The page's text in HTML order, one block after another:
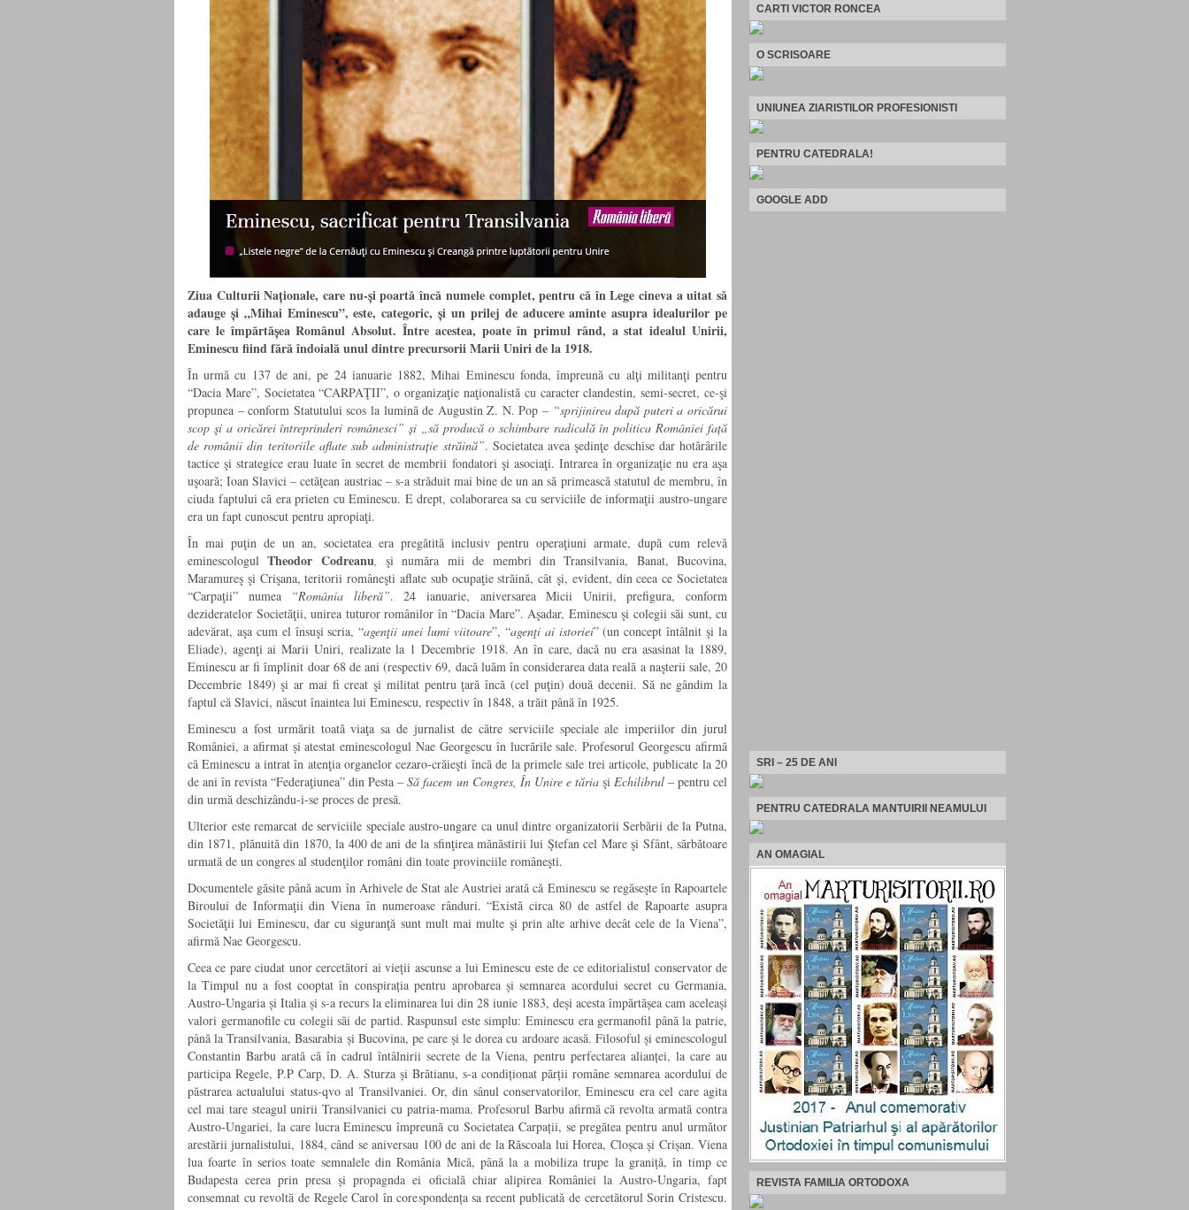
Ziua Culturii Naționale, care nu-și poartă încă numele complet, pentru că în Lege cineva a uitat să
adauge și „Mihai Eminescu”,este, categoric,șiun prilej de aducere aminteasupra idealurilor pe
care le împărtășeaRomânul Absolut. Între acestea, poate în primul rând, a stat idealul Unirii,
Eminescu fiind fără îndoială unul dintre precursorii Marii Uniri de la 1918.
Înurmă cu 137de ani, pe 24 ianuarie 1882, Mihai Eminescu fonda, împreună cu alţi militanţi pentru
“Dacia Mare”, Societatea “CARPAŢII”, o organizaţie naţionalistă cu caracterclandestin,semi-secret, ce-şi
propunea – conform Statutului scos la lumină de Augustin Z. N. Pop – “sprijinirea după puteri a oricărui
scop şi a oricărei întreprinderi românesci”și „să producă o schimbare radicală în politica României faţă
de românii din teritoriile aflate sub administraţie străină”. Societatea avea şedinţe deschise dar hotărârile
tactice şi strategice erau luate în secret de membrii fondatori şi asociaţi. Intrarea în organizaţie nu era aşa
uşoară; Ioan Slavici – cetăţean austriac – s-a străduit mai bine de un an să primească statutul de membru, în
ciuda faptului că era prieten cu Eminescu. E drept, colaborarea sa cu serviciile de informaţii austro-ungare
era un fapt cunoscut pentru apropiaţi.
În mai puţin de un an, societatea era pregătită inclusiv pentru operaţiuni armate, după cum relevă
eminescologulTheodor Codreanu,şi număra mii de membri din Transilvania, Banat, Bucovina,
Maramureş şi Crişana, teritorii româneşti aflate sub ocupaţie străină, cât şi, evident, din ceea ce Societatea
“Carpaţii” numea “România liberă”. 24 ianuarie, aniversarea Micii Unirii, prefigura, conform
dezideratelor Societăţii, unirea tuturor românilor în “Dacia Mare”. Aşadar, Eminescu şi colegii săi sunt, cu
adevărat, aşa cum el însuşi scria, “agenţii unei lumi viitoare”, “agenţi ai istoriei” (un concept întâlnit şi la
Eliade), agenţi ai Marii Uniri, realizate la 1 Decembrie 1918. An în care, dacă nu era asasinat la 1889,
Eminescu ar fi împlinit doar 68 de ani (respectiv 69, dacă luăm în considerarea data reală a naşterii sale, 20
Decembrie 1849) şi ar mai fi creat şi militat pentru ţară încă (cel puţin) două decenii. Să ne gândim la
faptul că Slavici, născut înaintea lui Eminescu, respectiv în 1848, a trăit până în 1925.
Eminescu a fost urmărit toată viaţa sa de jurnalist de către serviciile speciale ale imperiilor din jurul
României, a afirmat și atestateminescologul Nae Georgescu în lucrările sale. Profesorul Georgescu afirmă
că Eminescu a intrat în atenţia organelor cezaro-crăieşti încă de la primele sale trei articole, publicate la 20
de ani în revista “Federaţiunea” din Pesta –Să facem un Congres, În Unire e tăriaşi Echilibrul– pentru cel
din urmă deschizându-i-se proces de presă.
Ulterior este remarcat de serviciile speciale austro-ungare ca unul dintre organizatorii Serbării de la Putna,
din 1871, plănuită din 1870, la 400 de ani de la sfinţirea mănăstirii lui Ştefan cel Mare şi Sfânt, sărbătoare
urmată de un congres al studenţilor români din toate provinciile româneşti.
Documentele găsite până acum în Arhivele de Stat ale Austriei arată că Eminescu se regăseşte în Rapoartele
Biroului de Informaţii din Viena în numeroase rânduri. “Există circa 80 de astfel de Rapoarte asupra
Societăţii lui Eminescu, dar cu siguranţă sunt mult mai multe şi prin alte arhive decât cele de la Viena”,
afirmă Nae Georgescu.
Ceea ce pare ciudat unor cercetători ai vieții ascunse a lui Eminescu este de ce editorialistul conservator de
la Timpul nu a fost cooptat în conspirația pentru aprobarea șisemnarea acordului secret cu Germania,
Austro-Ungaria și Italia și s-a recurs la eliminarea lui din 28 iunie 1883, deși acesta împărtășea cam aceleași
valori germanofilecu colegii săi de partid. Raspunsul este simplu: Eminescu era germanofil până la patrie,
până la Transilvania, Basarabia și Bucovina, pe care și le dorea cu ardoare acasă. Filosofulși eminescologul
Constantin Barbu arată că în cadrul întâlnirii secrete de la Viena, pentru perfectarea alianței, la care au
participa Regele, P.P Carp, D. A. Sturza și Brătianu, s-a condiționat părții române semnarea acordului de
păstrarea actualului status-qvo al Transilvaniei. Or, din sânul conservatorilor, Eminescu era cel care agita
cel mai tare steagul unirii Transilvaniei cu patria-mama. Profesorul Barbu afirmă că revolta armată contra
Austro-Ungariei, la care lucra Eminescu împreună cu Societatea Carpații, se pregătea pentru anul următor
arestării jurnalistului, 1884, când se aniversau 100 de ani de la Răscoala lui Horea, Cloșca și Crișan. Viena
lua foarte în serios toate semnalele din România Mică, până la a mobiliza trupe la graniță, în timp ce
Budapesta cerea prin presa și propagnda ei oficială chiar alipirea României la Austro-Ungaria, fapt
consemnat cu revoltă de Regele Carol în corespondența sa recent publicată de cercetătorul Sorin Cristescu.
CARTI VICTOR RONCEA
O SCRISOARE
UNIUNEA ZIARISTILOR PROFESIONISTI
PENTRU CATEDRALA!
GOOGLE ADD
SRI – 25 DE ANI
PENTRU CATEDRALA MANTUIRII NEAMULUI
AN OMAGIAL
REVISTA FAMILIA ORTODOXA